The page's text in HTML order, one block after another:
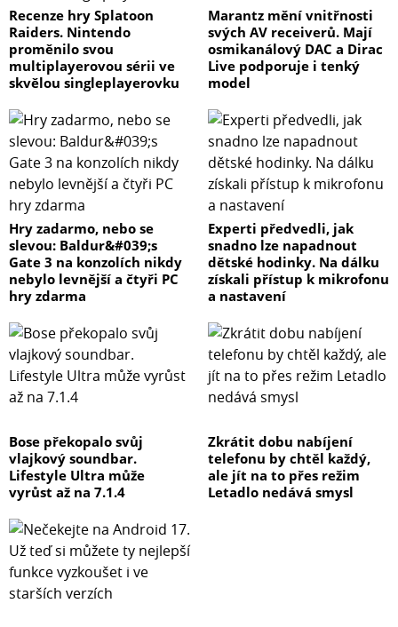
Recenze hry Splatoon
Raiders. Nintendo
proměnilo svou
multiplayerovou sérii ve
skvělou singleplayerovku
Marantz mění vnitřnosti
svých AV receiverů. Mají
osmikanálový DAC a Dirac
Live podporuje i tenký
model
Hry zadarmo, nebo se
slevou: Baldur&#039;s
Gate 3 na konzolích nikdy
nebylo levnější a čtyři PC
hry zdarma
Experti předvedli, jak
snadno lze napadnout
dětské hodinky. Na dálku
získali přístup k mikrofonu
a nastavení
Bose překopalo svůj
vlajkový soundbar.
Lifestyle Ultra může
vyrůst až na 7.1.4
Zkrátit dobu nabíjení
telefonu by chtěl každý,
ale jít na to přes režim
Letadlo nedává smysl